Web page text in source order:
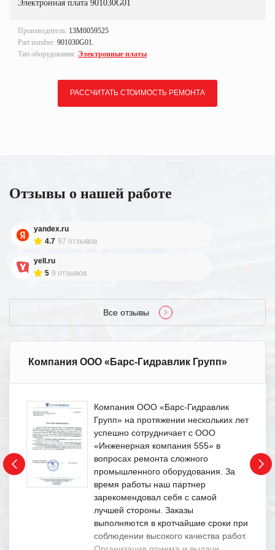
Электронная плата 901030G01
Производитель: 13M0059525
Part number: 901030G01.
Тип оборудования: Электронные платы
РАССЧИТАТЬ СТОИМОСТЬ РЕМОНТА
Отзывы о нашей работе
yandex.ru
4.7 97 отзывов
yell.ru
5 9 отзывов
Все отзывы
Компания ООО «Барс-Гидравлик Групп»
Компания ООО «Барс-Гидравлик
Групп» на протяжении нескольких лет
успешно сотрудничает с ООО
«Инженерная компания 555» в
вопросах ремонта сложного
промышленного оборудования. За
время работы наш партнер
зарекомендовал себя с самой
лучшей стороны. Заказы
выполняются в кротчайшие сроки при
соблюдении высокого качества работ.